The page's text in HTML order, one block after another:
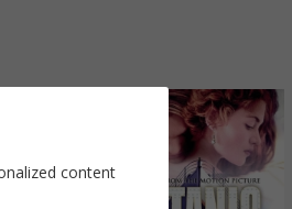
content